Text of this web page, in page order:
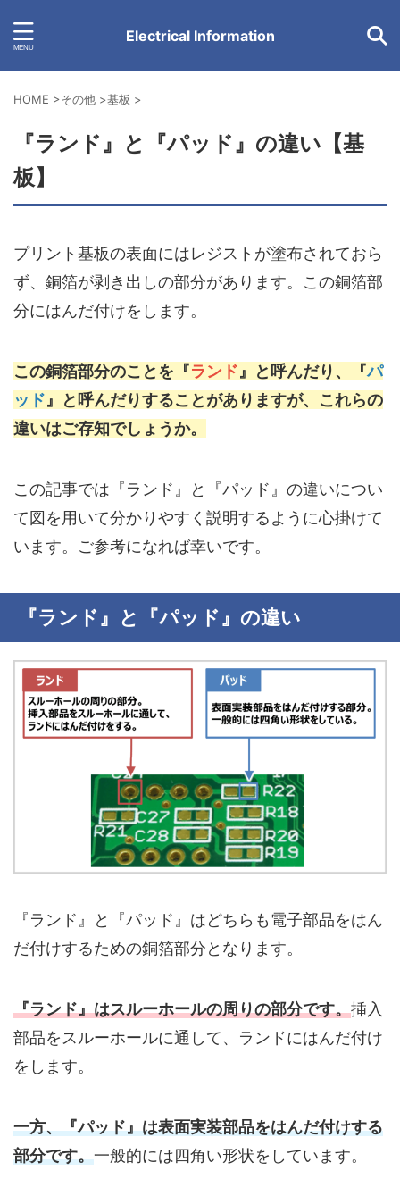
Electrical Information
HOME >その他 >基板 >
『ランド』と『パッド』の違い【基
板】
プリント基板の表面にはレジストが塗布されておら
ず、銅箔が剥き出しの部分があります。この銅箔部
分にはんだ付けをします。
この銅箔部分のことを『ランド 』と呼んだり、『パ
ッド 』と呼んだりすることがありますが、これらの
違いはご存知でしょうか。
この記事では『ランド』と『パッド』の違いについ
て図を用いて分かりやすく説明するように心掛けて
います。ご参考になれば幸いです。
『ランド』と『パッド』の違い
『ランド』と『パッド』はどちらも電子部品をはん
だ付けするための銅箔部分となります。
『ランド』はスルーホールの周りの部分です。挿入
部品をスルーホールに通して、ランドにはんだ付け
をします。
一方、『パッド』は表面実装部品をはんだ付けする
部分です。一般的には四角い形状をしています。